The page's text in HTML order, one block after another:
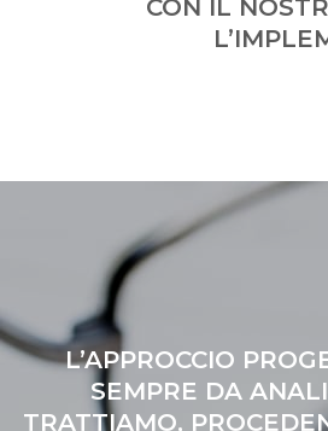
CON IL
L’APPROCCIO
SEMPRE DA
TRATTIAMO,